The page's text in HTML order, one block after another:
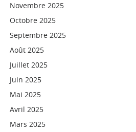
Novembre 2025
Octobre 2025
Septembre 2025
Août 2025
Juillet 2025
Juin 2025
Mai 2025
Avril 2025
Mars 2025